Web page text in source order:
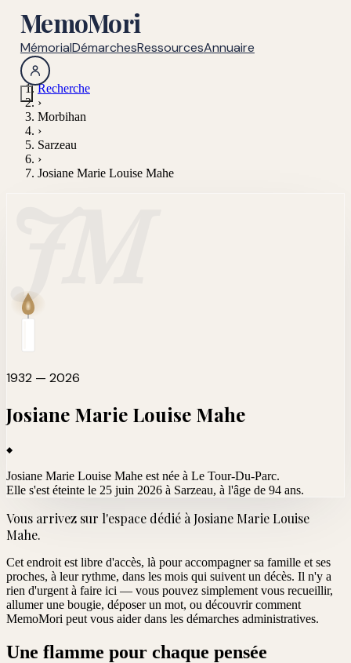
MemoMori
MémorialDémarchesRessourcesAnnuaire
Recherche
›
Morbihan
›
Sarzeau
›
Josiane Marie Louise Mahe
1932 — 2026
Josiane Marie Louise Mahe
Josiane Marie Louise Mahe est née à Le Tour-Du-Parc.
Elle s'est éteinte le 25 juin 2026 à Sarzeau, à l'âge de 94 ans.
Vous arrivez sur l'espace dédié à Josiane Marie Louise
Mahe.
Cet endroit est libre d'accès, là pour accompagner sa famille et ses
proches, à leur rythme, dans les mois qui suivent un décès. Il n'y a
rien d'urgent à faire ici — vous pouvez simplement vous recueillir,
allumer une bougie, déposer un mot, ou découvrir comment
MemoMori peut vous aider dans les démarches administratives.
Une flamme pour chaque pensée